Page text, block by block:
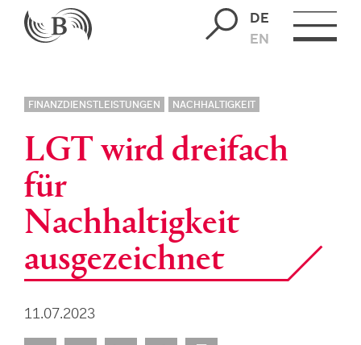
DE
EN
FINANZDIENSTLEISTUNGEN NACHHALTIGKEIT
LGT wird dreifach
für
Nachhaltigkeit
ausgezeichnet
11.07.2023